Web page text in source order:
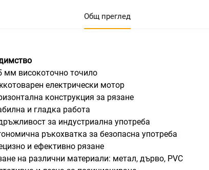
Общ преглед
мм високоточно точило
електрически мотор
конструкция за рязане
и гладка работа
за индустриална употреба
ръкохватка за безопасна употреба
и ефективно рязане
на различни материали: метал, дърво, PVC